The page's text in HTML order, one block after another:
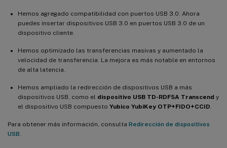
Hemos agregado compatibilidad con puertos USB 3.0. Ahora
puedes insertar dispositivos USB 3.0 en puertos USB 3.0 de un
dispositivo cliente.
Hemos optimizado las transferencias masivas y aumentado la
velocidad de transferencia. La mejora es más notable en entornos
de alta latencia.
Hemos ampliado la redirección de dispositivos USB a más
dispositivos USB, como el dispositivo USB TD-RDF5A Transcend y
el dispositivo USB compuesto Yubico YubiKey OTP+FIDO+CCID
Para obtener más información, consulta Redirección de dispositivos
USB